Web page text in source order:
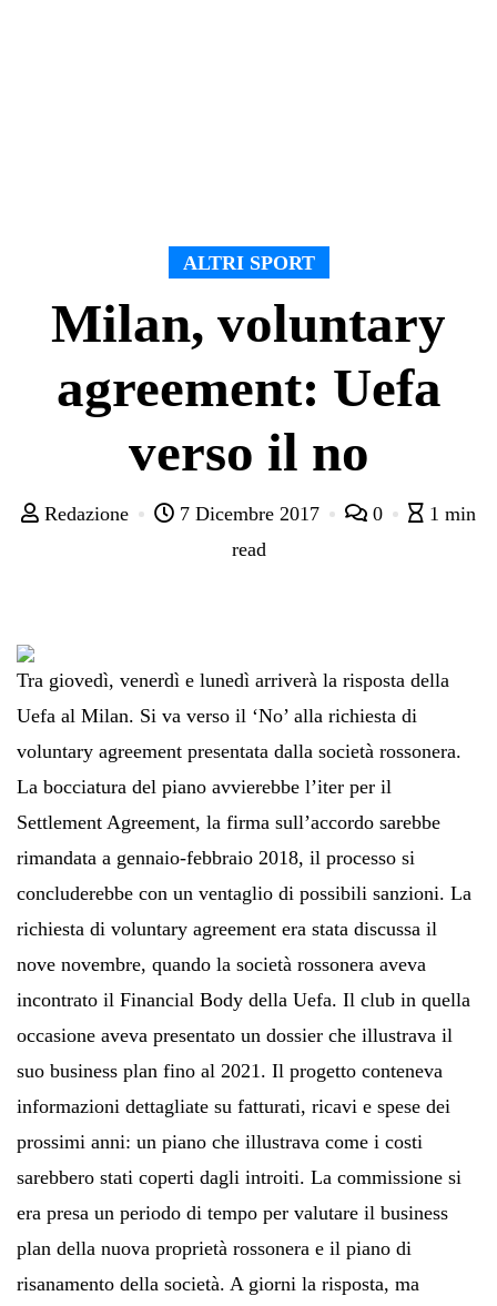
ALTRI SPORT
Milan, voluntary
agreement: Uefa
verso il no
Redazione 7 Dicembre 2017 0
1 min
read
Tra giovedì, venerdì e lunedì arriverà la risposta della
Uefa al Milan. Si va verso il ‘No’ alla richiesta di
voluntary agreement presentata dalla società rossonera.
La bocciatura del piano avvierebbe l’iter per il
Settlement Agreement, la firma sull’accordo sarebbe
rimandata a gennaio-febbraio 2018, il processo si
concluderebbe con un ventaglio di possibili sanzioni. La
richiesta di voluntary agreement era stata discussa il
nove novembre, quando la società rossonera aveva
incontrato il Financial Body della Uefa. Il club in quella
occasione aveva presentato un dossier che illustrava il
suo business plan fino al 2021. Il progetto conteneva
informazioni dettagliate su fatturati, ricavi e spese dei
prossimi anni: un piano che illustrava come i costi
sarebbero stati coperti dagli introiti. La commissione si
era presa un periodo di tempo per valutare il business
plan della nuova proprietà rossonera e il piano di
risanamento della società. A giorni la risposta, ma